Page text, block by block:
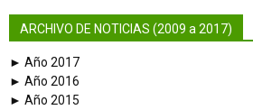
ARCHIVO DE NOTICIAS (2009 a 2017)
► Año 2017
► Año 2016
► Año 2015